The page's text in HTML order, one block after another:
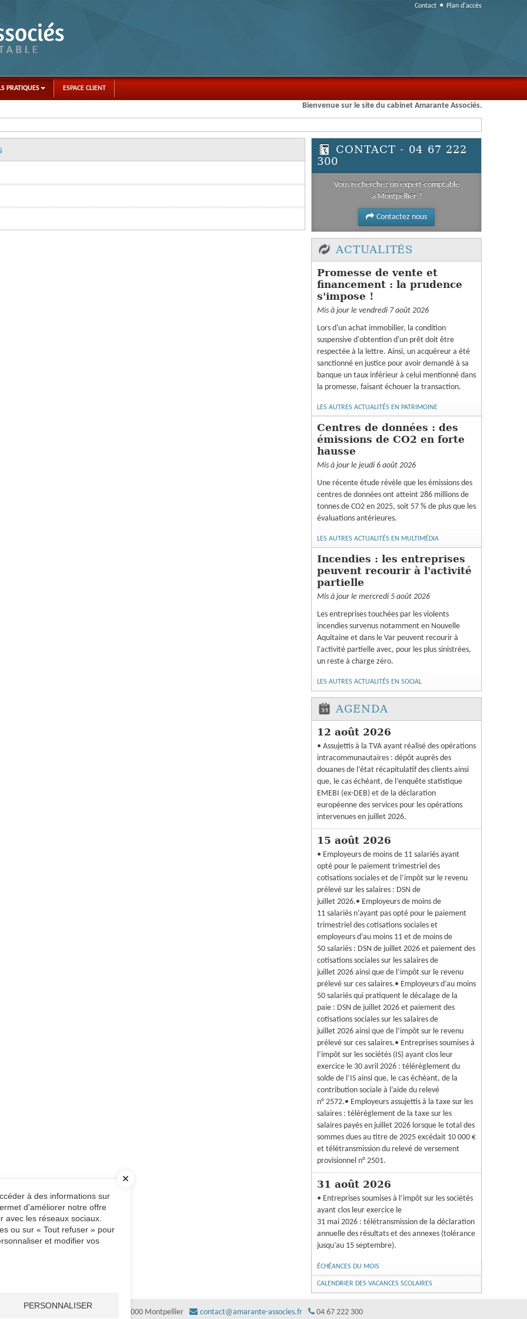
Contact Plan d'accès
PRATIQUES ESPACE CLIENT
Bienvenue sur le site du cabinet Amarante Associés.
CONTACT - 04 67 222
300
Vous recherchez un expert-comptable
à Montpellier ?
Contactez nous
ACTUALITÉS
Promesse de vente et
financement : la prudence
s'impose !
Mis à jour le vendredi 7 août 2026
Lors d'un achat immobilier, la condition
suspensive d'obtention d'un prêt doit être
respectée à la lettre. Ainsi, un acquéreur a été
sanctionné en justice pour avoir demandé à sa
banque un taux inférieur à celui mentionné dans
la promesse, faisant échouer la transaction.
LES AUTRES ACTUALITÉS EN PATRIMOINE
Centres de données : des
émissions de CO2 en forte
hausse
Mis à jour le jeudi 6 août 2026
Une récente étude révèle que les émissions des
centres de données ont atteint 286 millions de
tonnes de CO2 en 2025, soit 57 % de plus que les
évaluations antérieures.
LES AUTRES ACTUALITÉS EN MULTIMÉDIA
Incendies : les entreprises
peuvent recourir à l'activité
partielle
Mis à jour le mercredi 5 août 2026
Les entreprises touchées par les violents
incendies survenus notamment en Nouvelle
Aquitaine et dans le Var peuvent recourir à
l'activité partielle avec, pour les plus sinistrées,
un reste à charge zéro.
LES AUTRES ACTUALITÉS EN SOCIAL
AGENDA
12 août 2026
• Assujettis à la TVA ayant réalisé des opérations
intracommunautaires : dépôt auprès des
douanes de l’état récapitulatif des clients ainsi
que, le cas échéant, de l’enquête statistique
EMEBI (ex-DEB) et de la déclaration
européenne des services pour les opérations
intervenues en juillet 2026.
15 août 2026
• Employeurs de moins de 11 salariés ayant
opté pour le paiement trimestriel des
cotisations sociales et de l’impôt sur le revenu
prélevé sur les salaires : DSN de
juillet 2026.• Employeurs de moins de
11 salariés n’ayant pas opté pour le paiement
trimestriel des cotisations sociales et
employeurs d’au moins 11 et de moins de
50 salariés : DSN de juillet 2026 et paiement des
cotisations sociales sur les salaires de
juillet 2026 ainsi que de l’impôt sur le revenu
prélevé sur ces salaires.• Employeurs d’au moins
50 salariés qui pratiquent le décalage de la
paie : DSN de juillet 2026 et paiement des
cotisations sociales sur les salaires de
juillet 2026 ainsi que de l’impôt sur le revenu
prélevé sur ces salaires.• Entreprises soumises à
l’impôt sur les sociétés (IS) ayant clos leur
exercice le 30 avril 2026 : télérèglement du
solde de l’IS ainsi que, le cas échéant, de la
contribution sociale à l’aide du relevé
n° 2572.• Employeurs assujettis à la taxe sur les
salaires : télérèglement de la taxe sur les
salaires payés en juillet 2026 lorsque le total des
sommes dues au titre de 2025 excédait 10 000 €
et télétransmission du relevé de versement
provisionnel n° 2501.
31 août 2026
• Entreprises soumises à l’impôt sur les sociétés
ayant clos leur exercice le
31 mai 2026 : télétransmission de la déclaration
annuelle des résultats et des annexes (tolérance
jusqu’au 15 septembre).
ÉCHÉANCES DU MOIS
CALENDRIER DES VACANCES SCOLAIRES
34000 Montpellier contact@amarante-associes.fr 04 67 222 300
à des informations sur
d'améliorer notre offre
avec les réseaux sociaux.
ou sur « Tout refuser » pour
et modifier vos
PERSONNALISER